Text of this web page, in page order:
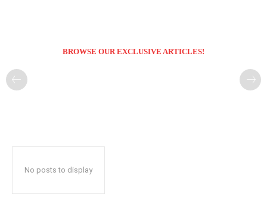
BROWSE OUR EXCLUSIVE ARTICLES!
No posts to display